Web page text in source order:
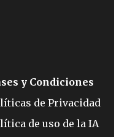
y Condiciones
de Privacidad
de uso de la IA